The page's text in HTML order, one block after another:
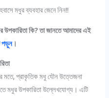
উপকারিতা কি? তা জানতে আমাদের এই
পড়ুন।
মতে, প্রাকৃতিক মধু যৌন উত্তেজনা
মধুর উপকারিতা উল্লেখযোগ্য। এটি